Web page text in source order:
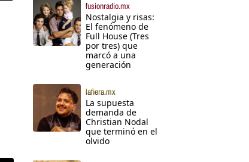
fusionradio.mx
Nostalgia y risas:
El fenómeno de
Full House (Tres
por tres) que
marcó a una
generación
lafiera.mx
La supuesta
demanda de
Christian Nodal
que terminó en el
olvido